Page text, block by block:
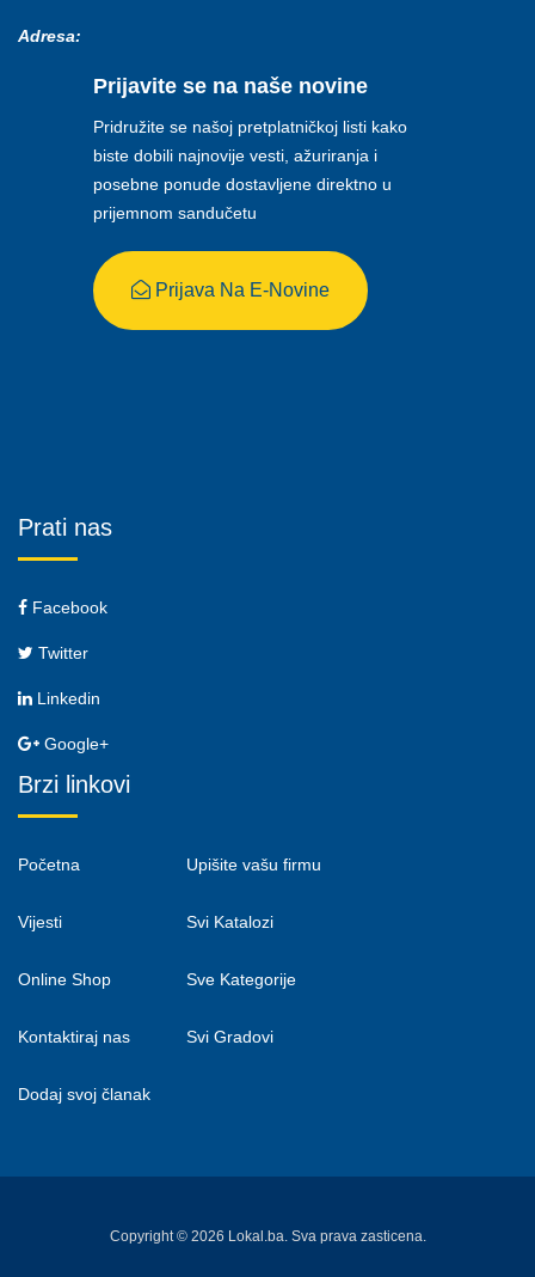
Adresa:
Prijavite se na naše novine
Pridružite se našoj pretplatničkoj listi kako
biste dobili najnovije vesti, ažuriranja i
posebne ponude dostavljene direktno u
prijemnom sandučetu
Prijava Na E-Novine
Prati nas
Facebook
Twitter
Linkedin
Google+
Brzi linkovi
Početna
Vijesti
Online Shop
Kontaktiraj nas
Dodaj svoj članak
Upišite vašu firmu
Svi Katalozi
Sve Kategorije
Svi Gradovi
Copyright © 2026 Lokal.ba. Sva prava zasticena.